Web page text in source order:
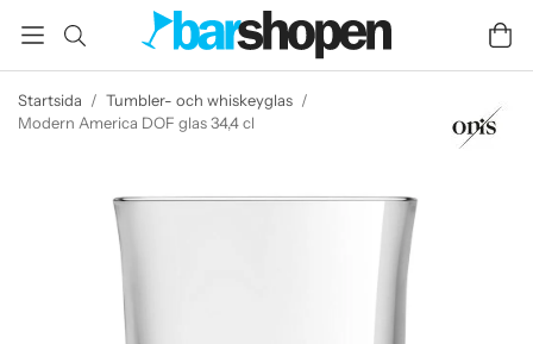
Startsida / Tumbler- och whiskeyglas /
Modern America DOF glas 34,4 cl